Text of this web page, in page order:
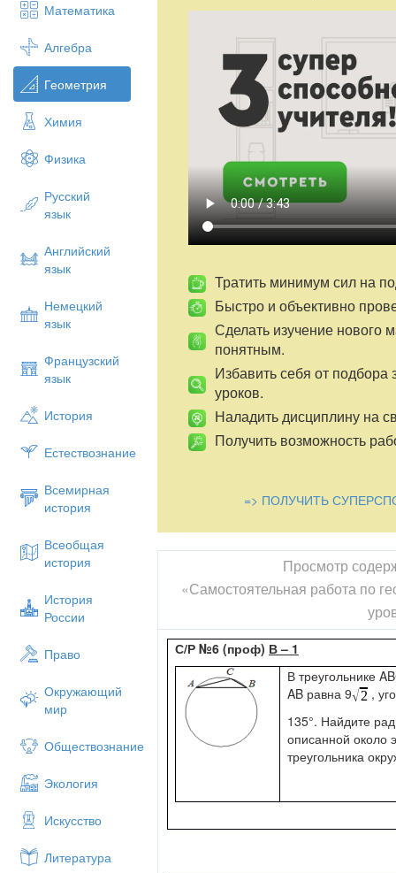
Математика
Алгебра
Геометрия
Химия
Физика
Русский
язык
Английский
язык
Немецкий
язык
Французский
язык
История
Естествознание
Всемирная
история
Всеобщая
история
История
России
Право
Окружающий
мир
Обществознание
Экология
Искусство
Литература
Тратить минимум сил на
Быстро и объективно
Сделать изучение нового
понятным.
Избавить себя от подбора
уроков.
Наладить дисциплину на
Получить возможность
=> ПОЛУЧИТЬ
Просмотр
«Самостоятельная работа по
С/Р №6 (проф) В – 1
В треугольнике
AB равна 9
,
135°. Найдите
описанной около
треугольника